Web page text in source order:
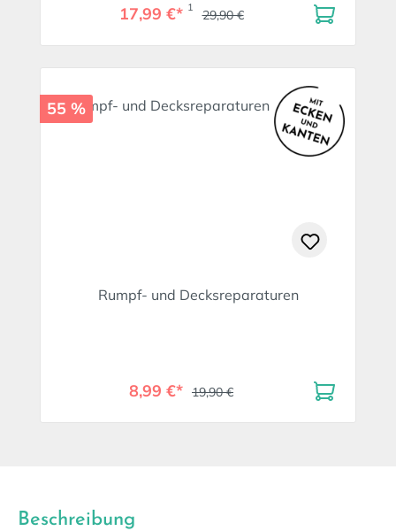
17,99 €* 1 29,90 €
55 %
Rumpf- und Decksreparaturen
8,99 €* 19,90 €
Beschreibung